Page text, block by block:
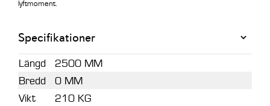
lyftmoment.
Specifikationer
Längd
2500 MM
Bredd
0 MM
Vikt
210 KG